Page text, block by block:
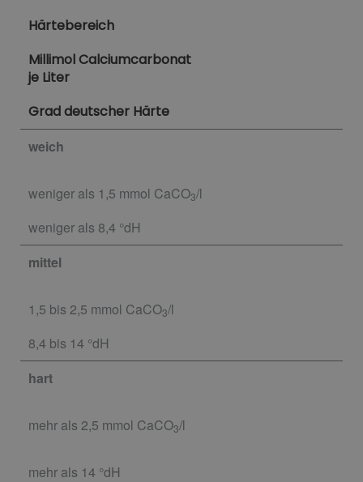
Härtebereich
Millimol Calciumcarbonat
je Liter
Grad deutscher Härte
weich
weniger als 1,5 mmol CaCO3/l
weniger als 8,4 °dH
mittel
1,5 bis 2,5 mmol CaCO3/l
8,4 bis 14 °dH
hart
mehr als 2,5 mmol CaCO3/l
mehr als 14 °dH